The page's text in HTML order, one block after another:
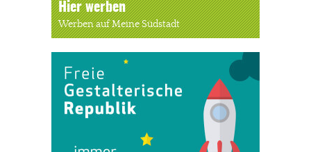
Hier werben
Werben auf Meine Südstadt